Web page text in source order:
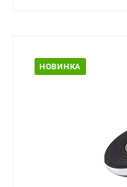
НОВИНКА